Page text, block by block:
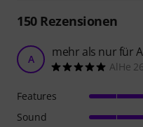
150Rezensionen
A mehr als nur für
AlHe
Features
Sound